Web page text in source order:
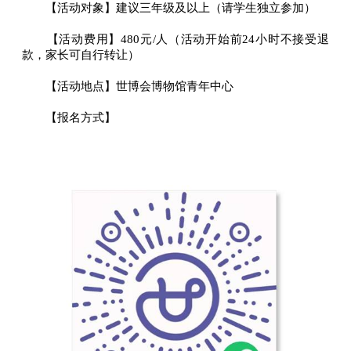
【活动对象】建议三年级及以上（请学生独立参加）
【活动费用】480元/人（活动开始前24小时不接受退
款，家长可自行转让）
【活动地点】世博会博物馆青年中心
【报名方式】